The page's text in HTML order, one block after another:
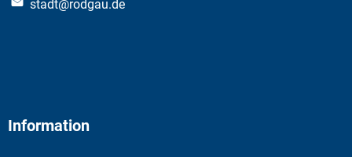
stadt@rodgau.de
Information